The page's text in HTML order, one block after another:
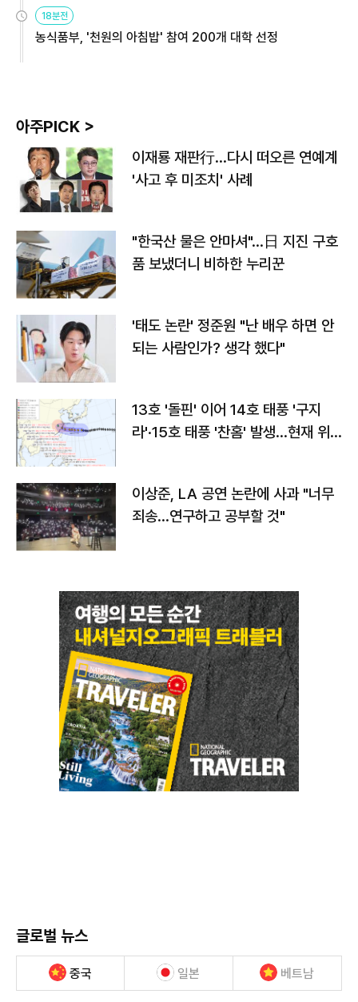
18분전
농식품부, '천원의 아침밥' 참여 200개 대학 선정
아주PICK >
이재룡 재판行…다시 떠오른 연예계
'사고 후 미조치' 사례
"한국산 물은 안마셔"…日 지진 구호
품 보냈더니 비하한 누리꾼
'태도 논란' 정준원 "난 배우 하면 안
되는 사람인가? 생각 했다"
13호 '돌핀' 이어 14호 태풍 '구지
라'·15호 태풍 '찬홈' 발생…현재 위
이상준, LA 공연 논란에 사과 "너무
죄송…연구하고 공부할 것"
글로벌 뉴스
중국 일본 베트남